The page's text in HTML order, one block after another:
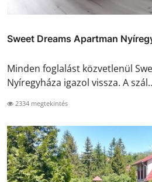
Sweet Dreams Apartman
Minden foglalást közvetlenül
Nyíregyháza igazol vissza. A
2334 megtekintés